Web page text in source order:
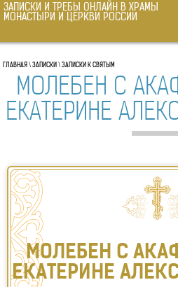
ГЛАВНАЯ
О ЗДРАВИИ
ОБ УСОПШИХ
О ВОИНЕ
О РОДАХ
ПСАЛТЫРЬ
ЗА УСПЕШНУЮ
О ЖИТЕЙСКИХ
ПАНИХИДА
ЗАПИСКИ
К ИИСУСУ
ЗАПИСКИ И ТРЕБЫ ОНЛАЙН В ХРАМЫ
МОНАСТЫРИ И ЦЕРКВИ РОССИИ
ГЛАВНАЯ \ ЗАПИСКИ \ ЗАПИСКИ К СВЯТЫМ
МОЛЕБЕН С
ЕКАТЕРИНЕ
МОЛЕБЕН С
ЕКАТЕРИНЕ